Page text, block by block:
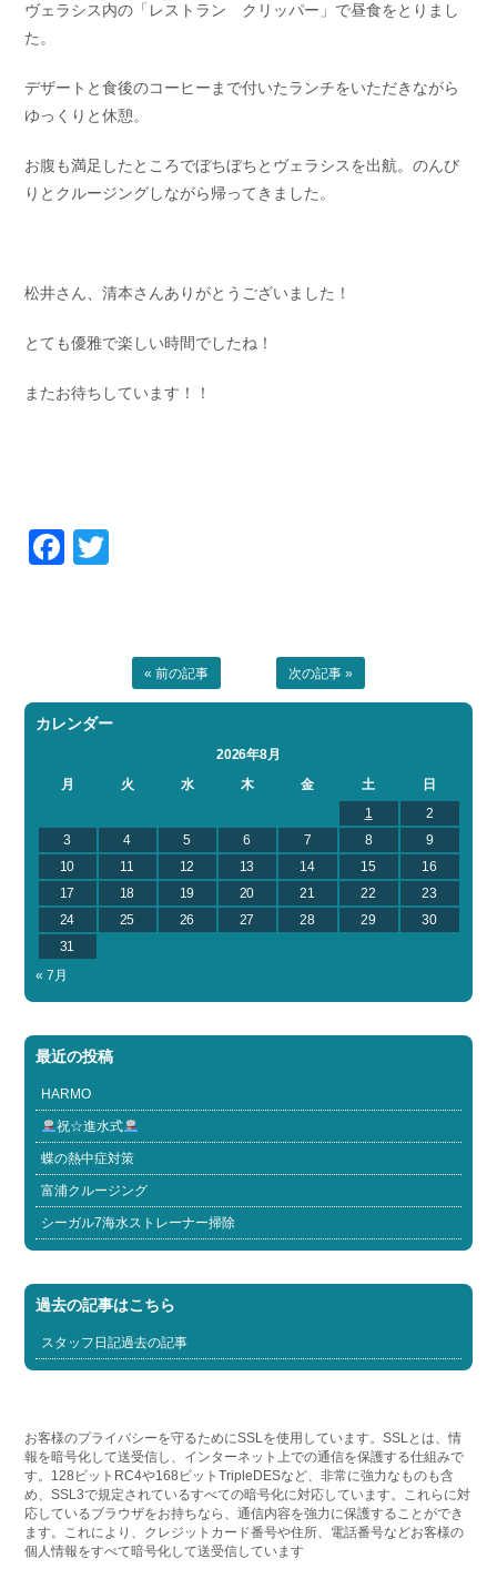
ヴェラシス内の「レストラン クリッパー」で昼食をとりまし
た。
デザートと食後のコーヒーまで付いたランチをいただきながら
ゆっくりと休憩。
お腹も満足したところでぼちぼちとヴェラシスを出航。のんび
りとクルージングしながら帰ってきました。
松井さん、清本さんありがとうございました！
とても優雅で楽しい時間でしたね！
またお待ちしています！！
Facebook
« 前の記事 次の記事 »
カレンダー
2026年8月
月
火 水 木 金 土
日
1
2
3
4 5 6 7 8
9
10
11 12 13 14 15
16
17
18 19 20 21 22
23
24
25 26 27 28 29
30
31
« 7月
最近の投稿
HARMO
祝☆進水式
蝶の熱中症対策
富浦クルージング
シーガル7海水ストレーナー掃除
過去の記事はこちら
スタッフ日記過去の記事
お客様のプライバシーを守るためにSSLを使用しています。SSLとは、情
報を暗号化して送受信し、インターネット上での通信を保護する仕組みで
す。128ビットRC4や168ビットTripleDESなど、非常に強力なものも含
め、SSL3で規定されているすべての暗号化に対応しています。これらに対
応しているブラウザをお持ちなら、通信内容を強力に保護することができ
ます。これにより、クレジットカード番号や住所、電話番号などお客様の
個人情報をすべて暗号化して送受信しています